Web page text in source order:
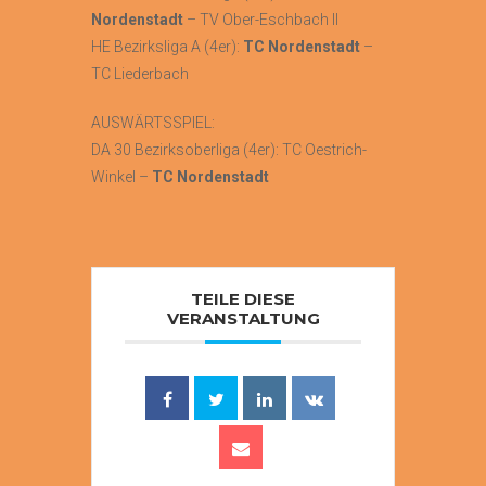
Nordenstadt – TV Ober-Eschbach II
HE Bezirksliga A (4er): TC Nordenstadt –
TC Liederbach
AUSWÄRTSSPIEL:
DA 30 Bezirksoberliga (4er): TC Oestrich-
Winkel – TC Nordenstadt
TEILE DIESE
VERANSTALTUNG